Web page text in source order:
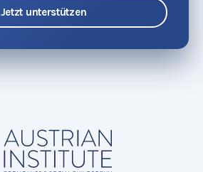
Jetzt unterstützen